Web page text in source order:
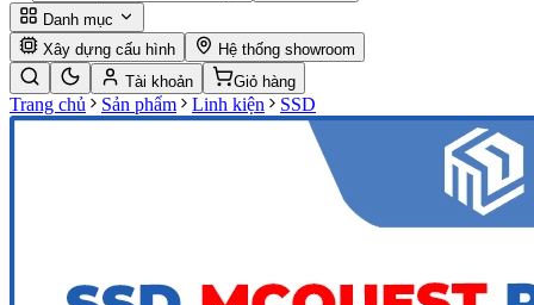
Danh mục
Xây dựng cấu hình
Hệ thống showroom
Tài khoản
Giỏ hàng
Trang chủ Sản phẩm Linh kiện SSD